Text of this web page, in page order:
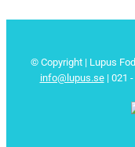
© Copyright | Lupus
info@lupus.se| 021 -